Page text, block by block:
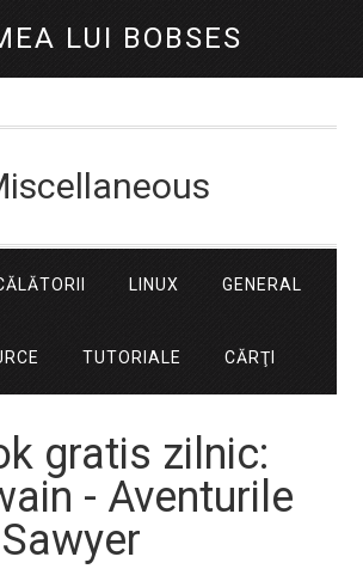
LUI BOBSES
LINUX GENERAL
TUTORIALE CĂRŢI
gratis zilnic:
- Aventurile